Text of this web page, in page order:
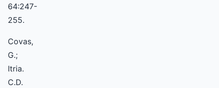
64:247-
255.
Covas,
G.;
Itria.
C.D.